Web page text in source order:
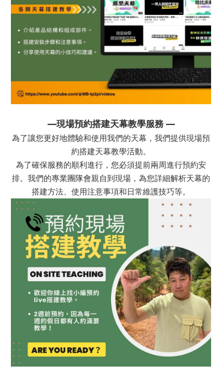
—現場預約搭建天幕教學服務 —
為了讓您更好地體驗和使用我們的天幕，我們提供現場預
約搭建天幕教學活動。
為了確保服務的順利進行，您必須提前兩周進行預約安
排。我們的專業團隊會親自到現場，為您詳細解析天幕的
搭建方法、使用注意事項和日常維護技巧等。